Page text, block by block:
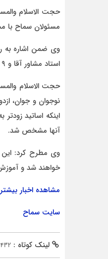
حجت الاسلام
مسئولان سماح با
استاد مشاور آقا و ۹ استاد مشاور خانم در این جلسات شرکت کردند.
نوجوان و جوان،
آنها مشخص شد.
وی مطرح کرد: این
خواهند شد و
مشاهده اخبار بیشتر
سایت سماح
لینک کوتاه :